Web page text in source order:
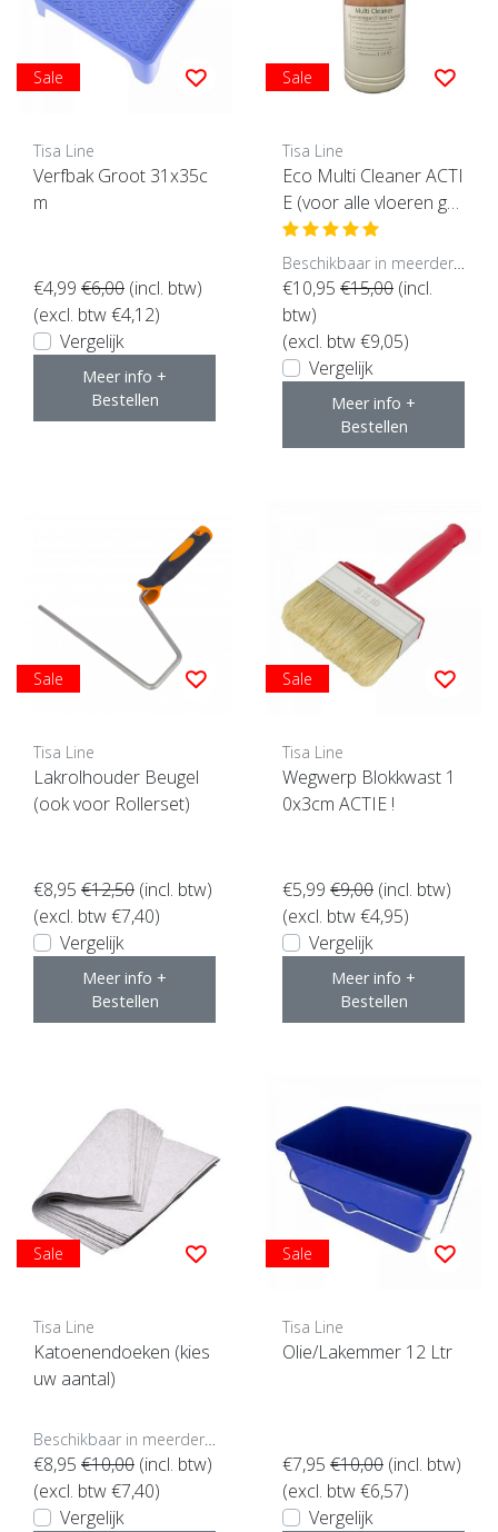
Sale
Tisa Line
Verfbak Groot 31x35c
m
€4,99 €6,00 (incl. btw)
(excl. btw €4,12)
Vergelijk
Meer info +
Bestellen
Sale
Tisa Line
Eco Multi Cleaner ACTI
E (voor alle vloeren ge
schikt)
Beschikbaar in meerdere opties
€10,95 €15,00 (incl.
btw)
(excl. btw €9,05)
Vergelijk
Meer info +
Bestellen
Sale
Tisa Line
Lakrolhouder Beugel
(ook voor Rollerset)
€8,95 €12,50 (incl. btw)
(excl. btw €7,40)
Vergelijk
Meer info +
Bestellen
Sale
Tisa Line
Wegwerp Blokkwast 1
0x3cm ACTIE !
€5,99 €9,00 (incl. btw)
(excl. btw €4,95)
Vergelijk
Meer info +
Bestellen
Sale
Tisa Line
Katoenendoeken (kies
uw aantal)
Beschikbaar in meerdere opties
€8,95 €10,00 (incl. btw)
(excl. btw €7,40)
Vergelijk
Sale
Tisa Line
Olie/Lakemmer 12 Ltr
€7,95 €10,00 (incl. btw)
(excl. btw €6,57)
Vergelijk